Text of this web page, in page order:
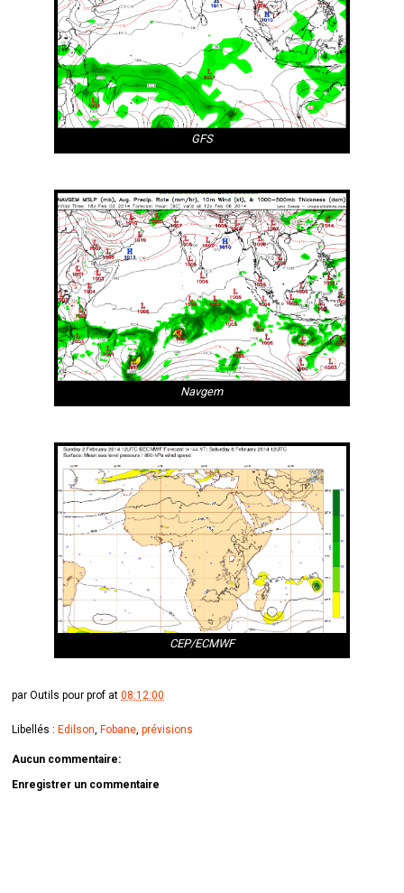
GFS
Navgem
CEP/ECMWF
parOutils pour prof at08:12:00
Libellés : Edilson, Fobane,prévisions
Aucun commentaire:
Enregistrer un commentaire